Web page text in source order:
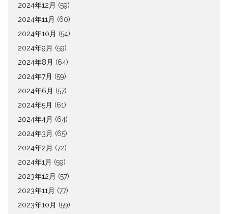
2024年12月 (59)
2024年11月 (60)
2024年10月 (54)
2024年9月 (59)
2024年8月 (64)
2024年7月 (59)
2024年6月 (57)
2024年5月 (61)
2024年4月 (64)
2024年3月 (65)
2024年2月 (72)
2024年1月 (59)
2023年12月 (57)
2023年11月 (77)
2023年10月 (59)